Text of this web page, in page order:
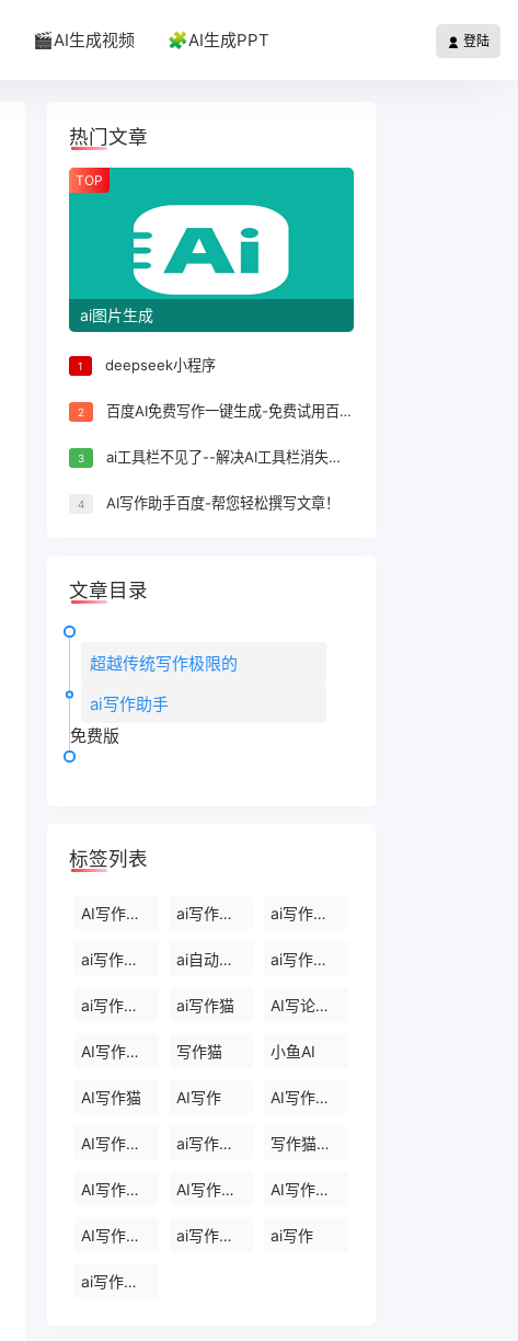
🎬AI生成视频 🧩AI生成PPT 登陆
热门文章
TOP
ai图片生成
1 deepseek小程序
2 百度AI免费写作一键生成-免费试用百度AI写作一键生成，轻松完成文案创作！
3 ai工具栏不见了--解决AI工具栏消失问题的方法
4 AI写作助手百度-帮您轻松撰写文章！
文章目录
超越传统写作极限的
ai写作助手
免费版
标签列表
AI写作生成器 ai写作软件下载 ai写作免费软件
ai写作软件永久免费版 ai自动写作软件 ai写作生成器
ai写作免费 ai写作猫 AI写论文生成器
AI写作助手 写作猫 小鱼AI
AI写作猫 AI写作 AI写作生成器
AI写作助手 ai写作助手会员 写作猫官网
AI写作助手官网 AI写作助手免费版 AI写作助手那些
AI写作助手原创 ai写作助手网页版 ai写作
ai写作官网